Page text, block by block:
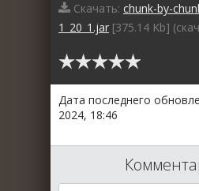
Скачать: chunk-by-
1_20_1.jar [375.14 Kb]
Дата последнего
2024, 18:46